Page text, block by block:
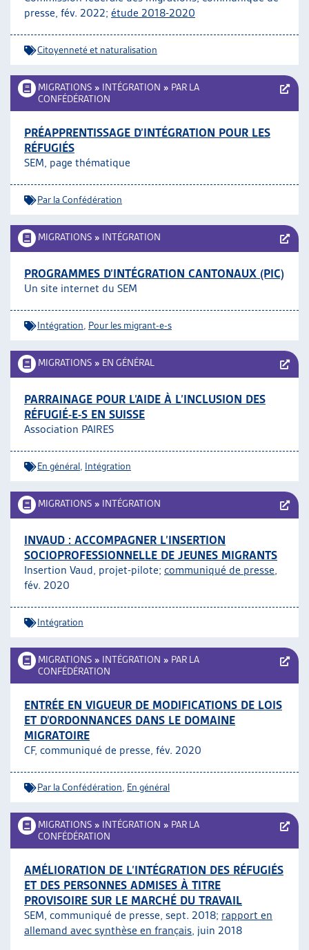
presse, fév. 2022; étude 2018-2020
Citoyenneté et naturalisation
MIGRATIONS » INTÉGRATION » PAR LA
CONFÉDÉRATION
PRÉAPPRENTISSAGE D’INTÉGRATION POUR LES
RÉFUGIÉS
SEM, page thématique
Par la Confédération
MIGRATIONS » INTÉGRATION
PROGRAMMES D’INTÉGRATION CANTONAUX (PIC)
Un site internet du SEM
Intégration Pour les migrant-e-s
MIGRATIONS » EN GÉNÉRAL
PARRAINAGE POUR L’AIDE À L’INCLUSION DES
RÉFUGIÉ-E-S EN SUISSE
Association PAIRES
En général Intégration
MIGRATIONS » INTÉGRATION
INVAUD : ACCOMPAGNER L’INSERTION
SOCIOPROFESSIONNELLE DE JEUNES MIGRANTS
Insertion Vaud, projet-pilote; communiqué de presse,
fév. 2020
Intégration
MIGRATIONS » INTÉGRATION » PAR LA
CONFÉDÉRATION
ENTRÉE EN VIGUEUR DE MODIFICATIONS DE LOIS
ET D’ORDONNANCES DANS LE DOMAINE
MIGRATOIRE
CF, communiqué de presse, fév. 2020
Par la Confédération En général
MIGRATIONS » INTÉGRATION » PAR LA
CONFÉDÉRATION
AMÉLIORATION DE L’INTÉGRATION DES RÉFUGIÉS
ET DES PERSONNES ADMISES À TITRE
PROVISOIRE SUR LE MARCHÉ DU TRAVAIL
SEM, communiqué de presse, sept. 2018; rapport en
allemand avec synthèse en français, juin 2018